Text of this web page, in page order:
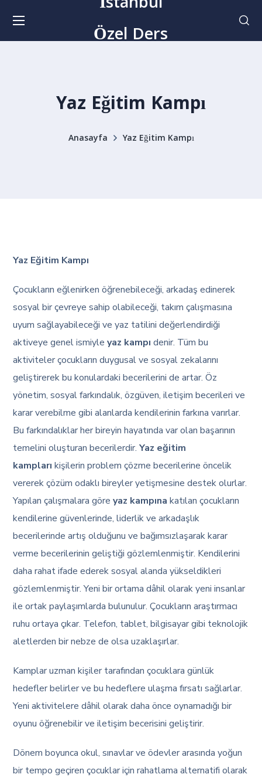
Özel Ders
Yaz Eğitim Kampı
Anasayfa Yaz Eğitim Kampı
Yaz Eğitim Kampı
Çocukların eğlenirken öğrenebileceği, arkadaş edinerek
sosyal bir çevreye sahip olabileceği, takım çalışmasına
uyum sağlayabileceği ve yaz tatilini değerlendirdiği
aktiveye genel ismiyle yaz kampı denir. Tüm bu
aktiviteler çocukların duygusal ve sosyal zekalarını
geliştirerek bu konulardaki becerilerini de artar. Öz
yönetim, sosyal farkındalık, özgüven, iletişim becerileri ve
karar verebilme gibi alanlarda kendilerinin farkına varırlar.
Bu farkındalıklar her bireyin hayatında var olan başarının
temelini oluşturan becerilerdir. Yaz eğitim
kampları kişilerin problem çözme becerilerine öncelik
vererek çözüm odaklı bireyler yetişmesine destek olurlar.
Yapılan çalışmalara göre yaz kampına katılan çocukların
kendilerine güvenlerinde, liderlik ve arkadaşlık
becerilerinde artış olduğunu ve bağımsızlaşarak karar
verme becerilerinin geliştiği gözlemlenmiştir. Kendilerini
daha rahat ifade ederek sosyal alanda yükseldikleri
gözlemlenmiştir. Yeni bir ortama dâhil olarak yeni insanlar
ile ortak paylaşımlarda bulunulur. Çocukların araştırmacı
ruhu ortaya çıkar. Telefon, tablet, bilgisayar gibi teknolojik
aletlerden bir nebze de olsa uzaklaşırlar.
Kamplar uzman kişiler tarafından çocuklara günlük
hedefler belirler ve bu hedeflere ulaşma fırsatı sağlarlar.
Yeni aktivitelere dâhil olarak daha önce oynamadığı bir
oyunu öğrenebilir ve iletişim becerisini geliştirir.
Dönem boyunca okul, sınavlar ve ödevler arasında yoğun
bir tempo geçiren çocuklar için rahatlama alternatifi olarak